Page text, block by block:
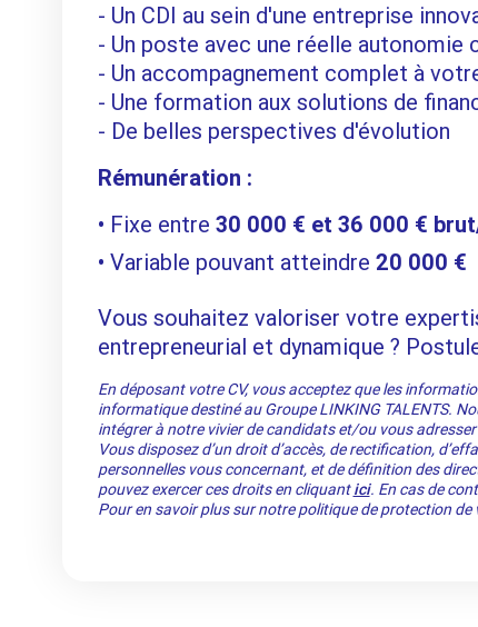
- Un CDI au sein d'une entreprise
- Un poste avec une réelle autonomie
- Un accompagnement complet à
- Une formation aux solutions de
- De belles perspectives d'évolution
Rémunération :
Fixe entre 30 000 € et 36 000 €
Variable pouvant atteindre 20 000 €
Vous souhaitez valoriser votre
entrepreneurial et dynamique ?
En déposant votre CV, vous acceptez que les
informatique destiné au Groupe LINKING TALENTS.
intégrer à notre vivier de candidats et/ou vous
Vous disposez d’un droit d’accès, de rectification,
personnelles vous concernant, et de définition des
pouvez exercer ces droits en cliquantici. En cas de
Pour en savoir plus sur notre politique de protection